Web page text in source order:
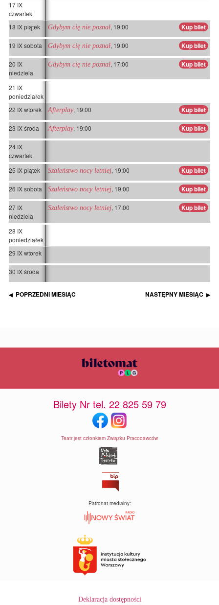
17 IX
czwartek
18 IX piątek
Gdybym cię nie poznał, 19:00 Kup bilet
19 IX sobota Gdybym cię nie poznał, 19:00 Kup bilet
20 IX
niedziela
Gdybym cię nie poznał, 17:00 Kup bilet
21 IX
poniedziałek
22 IX wtorek
Afterplay, 19:00 Kup bilet
23 IX środa Afterplay, 19:00 Kup bilet
24 IX
czwartek
25 IX piątek
Szaleństwo nocy letniej, 19:00 Kup bilet
26 IX sobota Szaleństwo nocy letniej, 19:00 Kup bilet
27 IX
niedziela
Szaleństwo nocy letniej, 17:00 Kup bilet
28 IX
poniedziałek
29 IX wtorek
30 IX środa
◀ POPRZEDNI MIESIĄC NASTĘPNY MIESIĄC ▶
Bilety Nr tel. 22 825 59 79
Teatr jest członkiem Związku Pracodawców
Patronat medialny:
Deklaracja dostępności